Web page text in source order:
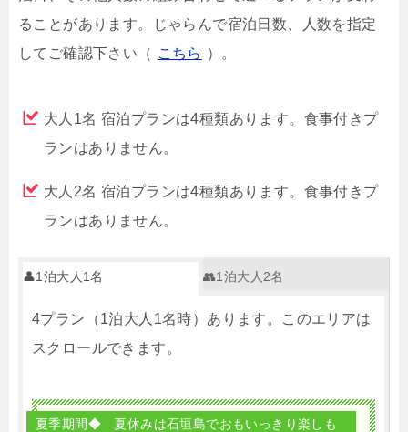
ることがあります。じゃらんで宿泊日数、人数を指定
してご確認下さい（ こちら ）。
大人1名 宿泊プランは4種類あります。食事付きプ
ランはありません。
大人2名 宿泊プランは4種類あります。食事付きプ
ランはありません。
👤1泊大人1名 👥1泊大人2名
4プラン（1泊大人1名時）あります。このエリアは
スクロールできます。
夏季期間◆ 夏休みは石垣島でおもいっきり楽しも